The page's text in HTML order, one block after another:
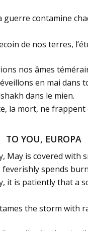
guerre contamine
de nos terres,
nos âmes
en mai dans
dans le mien.
la mort, ne frappent
TO YOU, EUROPA
May is covered with
feverishly spends
it is patiently that a
the storm with